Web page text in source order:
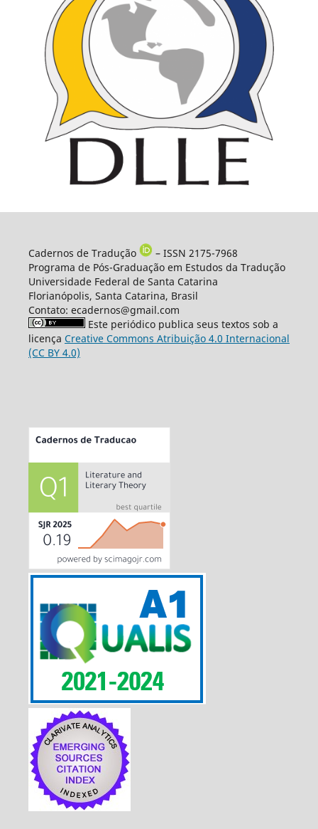
Cadernos de Tradução
– ISSN 2175-7968
Programa de Pós-Graduação em Estudos da Tradução
Universidade Federal de Santa Catarina
Florianópolis, Santa Catarina, Brasil
Contato: ecadernos@gmail.com
Este periódico publica seus textos sob a
licença Creative Commons Atribuição 4.0 Internacional
(CC BY 4.0)